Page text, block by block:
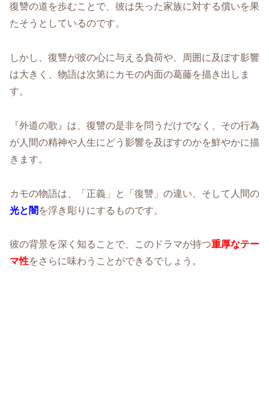
復讐の道を歩むことで、彼は失った家族に対する償いを果
たそうとしているのです。
しかし、復讐が彼の心に与える負荷や、周囲に及ぼす影響
は大きく、物語は次第にカモの内面の葛藤を描き出しま
す。
『外道の歌』は、復讐の是非を問うだけでなく、その行為
が人間の精神や人生にどう影響を及ぼすのかを鮮やかに描
きます。
カモの物語は、「正義」と「復讐」の違い、そして人間の
光と闇 を浮き彫りにするものです。
彼の背景を深く知ることで、このドラマが持つ重厚なテー
マ性をさらに味わうことができるでしょう。